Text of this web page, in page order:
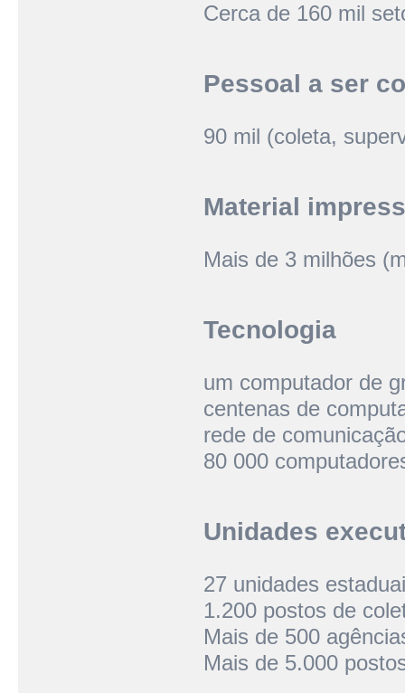
Cerca de 160 mil
Pessoal a ser
90 mil (coleta,
Material
Mais de 3 milhões
Tecnologia
um computador de
centenas de
rede de
80 000
Unidades
27 unidades
1.200 postos de
Mais de 500
Mais de 5.000